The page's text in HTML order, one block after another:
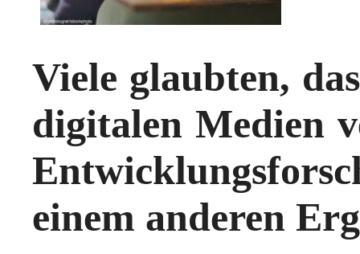
Viele glaubten,
digitalen Medien
einem anderen